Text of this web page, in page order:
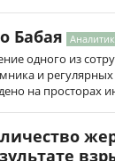
Бабая
одного из
и
на просторах